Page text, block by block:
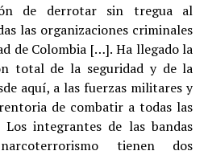
de derrotar sin tregua al
las organizaciones criminales
de Colombia […]. Ha llegado la
total de la seguridad y de la
aquí, a las fuerzas militares y
de combatir a todas las
Los integrantes de las bandas
tienen dos